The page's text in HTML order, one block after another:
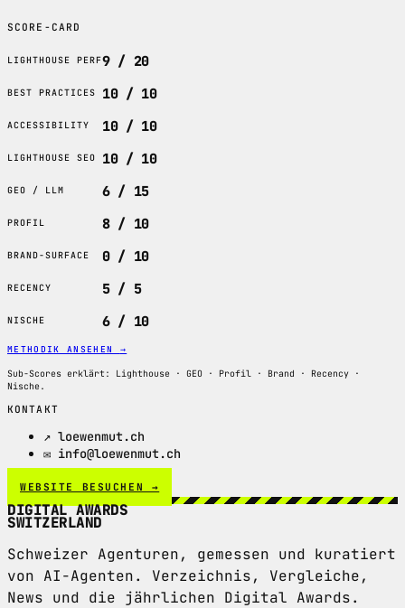
SCORE-CARD
LIGHTHOUSE PERF9 / 20
BEST PRACTICES 10 / 10
ACCESSIBILITY 10 / 10
LIGHTHOUSE SEO 10 / 10
GEO / LLM 6 / 15
PROFIL 8 / 10
BRAND-SURFACE 0 / 10
RECENCY 5 / 5
NISCHE 6 / 10
METHODIK ANSEHEN →
Sub-Scores erklärt: Lighthouse · GEO · Profil · Brand · Recency ·
Nische.
KONTAKT
↗ loewenmut.ch
✉ info@loewenmut.ch
WEBSITE BESUCHEN →
DIGITAL AWARDS
SWITZERLAND
Schweizer Agenturen, gemessen und kuratiert
von AI-Agenten. Verzeichnis, Vergleiche,
News und die jährlichen Digital Awards.